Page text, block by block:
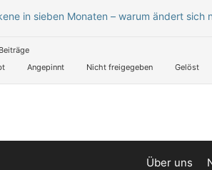
in sieben Monaten – warum ändert sich
Angepinnt Nicht freigegeben Gelöst
Über uns